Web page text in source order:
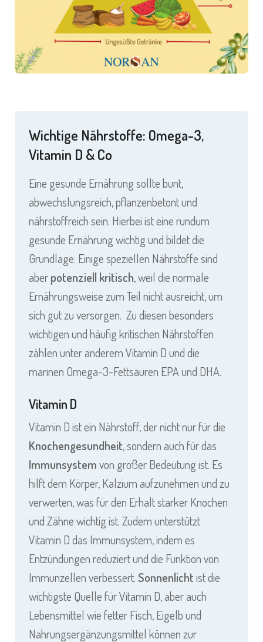
Wichtige Nährstoffe: Omega-3,
Vitamin D & Co
Eine gesunde Ernährung sollte bunt,
abwechslungsreich, pflanzenbetont und
nährstoffreich sein. Hierbei ist eine rundum
gesunde Ernährung wichtig und bildet die
Grundlage. Einige speziellen Nährstoffe sind
aberpotenziell kritisch, weil die normale
Ernährungsweise zum Teil nicht ausreicht, um
sich gut zu versorgen. Zu diesen besonders
wichtigen und häufig kritischen Nährstoffen
zählen unter anderem Vitamin D und die
marinen Omega-3-Fettsäuren EPA und DHA.
Vitamin D
Vitamin D ist ein Nährstoff, der nicht nur für die
Knochengesundheit, sondern auch für das
Immunsystemvon großer Bedeutung ist. Es
hilft dem Körper, Kalzium aufzunehmen und zu
verwerten, was für den Erhalt starker Knochen
und Zähne wichtig ist. Zudem unterstützt
Vitamin D das Immunsystem, indem es
Entzündungen reduziert und die Funktion von
Immunzellen verbessert.Sonnenlichtist die
wichtigste Quelle für Vitamin D, aber auch
Lebensmittel wie fetter Fisch, Eigelb und
Nahrungsergänzungsmittel können zur